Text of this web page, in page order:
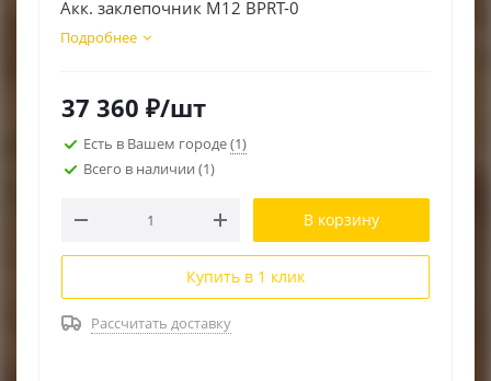
Акк. заклепочник M12 BPRT-0
Подробнее
37 360 ₽/шт
Есть в Вашем городе(1)
Всего в наличии (1)
В корзину
Купить в 1 клик
Рассчитать доставку
RACIO